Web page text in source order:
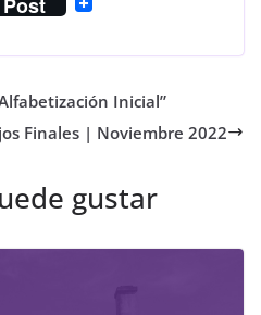
Post
Inicial”
Finales | Noviembre 2022
gustar